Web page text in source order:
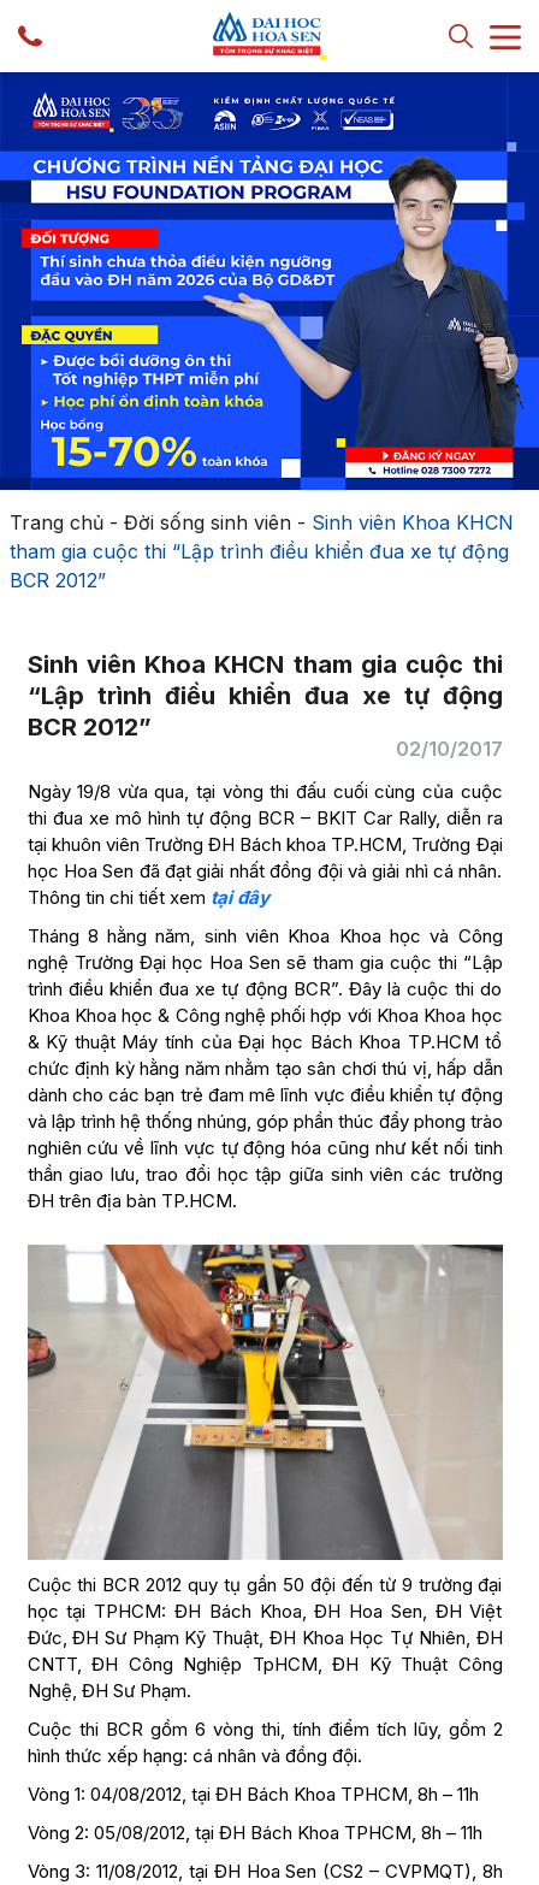
Trang chủ- Đời sống sinh viên- Sinh viên Khoa KHCN
tham gia cuộc thi “Lập trình điều khiển đua xe tự động
BCR 2012”
Sinh viên Khoa KHCN tham gia cuộc thi
“Lập trình điều khiển đua xe tự động
BCR 2012”
02/10/2017
Ngày 19/8 vừa qua, tại vòng thi đấu cuối cùng của cuộc
thi đua xe mô hình tự động BCR – BKIT Car Rally, diễn ra
tại khuôn viên Trường ĐH Bách khoa TP.HCM, Trường Đại
học Hoa Sen đã đạt giải nhất đồng đội và giải nhì cá nhân.
Thông tin chi tiết xem tại đây
Tháng 8 hằng năm, sinh viên Khoa Khoa học và Công
nghệ Trường Đại học Hoa Sen sẽ tham gia cuộc thi “Lập
trình điều khiển đua xe tự động BCR”. Đây là cuộc thi do
Khoa Khoa học & Công nghệ phối hợp với Khoa Khoa học
& Kỹ thuật Máy tính của Đại học Bách Khoa TP.HCM tổ
chức định kỳ hằng năm nhằm tạo sân chơi thú vị, hấp dẫn
dành cho các bạn trẻ đam mê lĩnh vực điều khiển tự động
và lập trình hệ thống nhúng, góp phần thúc đẩy phong trào
nghiên cứu về lĩnh vực tự động hóa cũng như kết nối tinh
thần giao lưu, trao đổi học tập giữa sinh viên các trường
ĐH trên địa bàn TP.HCM.
Cuộc thi BCR 2012 quy tụ gần 50 đội đến từ 9 trường đại
học tại TPHCM: ĐH Bách Khoa, ĐH Hoa Sen, ĐH Việt
Đức, ĐH Sư Phạm Kỹ Thuật, ĐH Khoa Học Tự Nhiên, ĐH
CNTT, ĐH Công Nghiệp TpHCM, ĐH Kỹ Thuật Công
Nghệ, ĐH Sư Phạm.
Cuộc thi BCR gồm 6 vòng thi, tính điểm tích lũy, gồm 2
hình thức xếp hạng: cá nhân và đồng đội.
Vòng 1: 04/08/2012, tại ĐH Bách Khoa TPHCM, 8h – 11h
Vòng 2: 05/08/2012, tại ĐH Bách Khoa TPHCM, 8h – 11h
Vòng 3: 11/08/2012, tại ĐH Hoa Sen (CS2 – CVPMQT), 8h